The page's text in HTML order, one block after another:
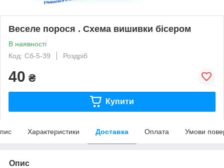
Веселе порося . Схема вишивки бісером
В наявності
Код: Сб-5-39
Роздріб
40 ₴
Купити
Характеристики Доставка Оплата Умови
Опис